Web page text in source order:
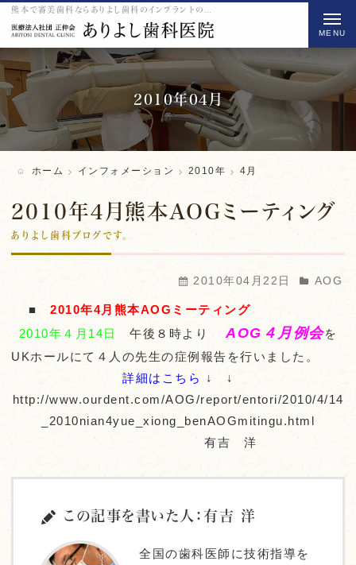
2010年04月
ホーム インフォメーション 2010年 4月
2010年4月熊本AOGミーティング
ありよし歯科ブログです。
2010年04月22日 AOG
■ 2010年4月熊本AOGミーティング
2010年４月14日
午後８時よりAOG４月例会を
UKホールにて４人の先生の症例報告を行いました。
詳細はこちら
↓ ↓
http://www.ourdent.com/AOG/report/entori/2010/4/14
_2010nian4yue_xiong_benAOGmitingu.html
有吉 洋
この記事を書いた人：有吉 洋
全国の歯科医師に技術指導を
t
o
g
l
i
n